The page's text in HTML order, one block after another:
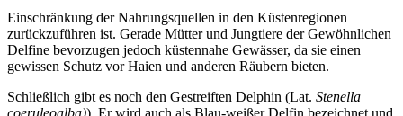
Einschränkung der Nahrungsquellen in den Küstenregionen
zurückzuführen ist. Gerade Mütter und Jungtiere der Gewöhnlichen
Delfine bevorzugen jedoch küstennahe Gewässer, da sie einen
gewissen Schutz vor Haien und anderen Räubern bieten.
Schließlich gibt es noch den Gestreiften Delphin (Lat. Stenella
coeruleoalba)). Er wird auch als Blau-weißer Delfin bezeichnet und